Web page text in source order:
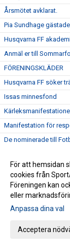
Årsmötet avklarat.
Pia Sundhage
Husqvarna FF
Anmäl er till
FÖRENINGSKLÄDER
Husqvarna FF söker
Issas minnesfond
Manifestation för
De nominerade till
Husqvarna FF söker
säsongen 2019
Fotbollsfest i
Husqvarna FF söker
säsongen 2019
Föreningsdagar på
För att hemsidan
cookies från
Föreningen kan
eller
Anpassa dina val
Acceptera